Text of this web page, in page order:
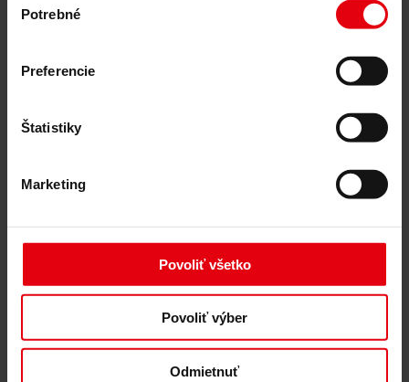
súhlasu
Potrebné
Preferencie
Štatistiky
Marketing
Povoliť všetko
Povoliť výber
Odmietnuť
Verejné obstarávanie a zadávanie zákaziek
ESG a taxonomické poradenstvo EÚ pre trvalo
udržateľný rozvoj budov
Certifikácia budov
Znalecké posudky
Monitorovanie projektu
IT služby